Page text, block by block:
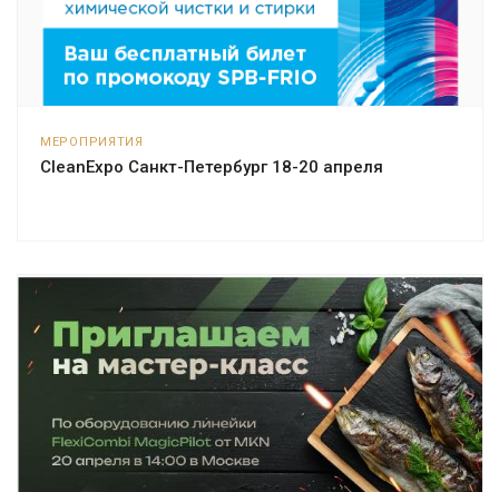
МЕРОПРИЯТИЯ
CleanExpo Санкт-Петербург 18-20 апреля